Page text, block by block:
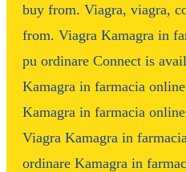
buy from. Viagra, viagra,
from. Viagra Kamagra in
pu ordinare Connect is
Kamagra in farmacia
Kamagra in farmacia
Viagra Kamagra in
ordinare Kamagra in